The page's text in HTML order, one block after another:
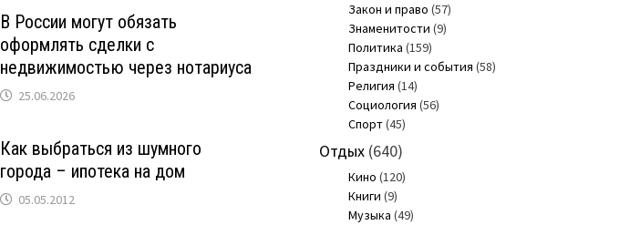
В России могут обязать
оформлять сделки с
недвижимостью через нотариуса
25.06.2026
Как выбраться из шумного
города – ипотека на дом
05.05.2012
Закон и право (57)
Знаменитости (9)
Политика (159)
Праздники и события (58)
Религия (14)
Социология (56)
Спорт(45)
Отдых(640)
Кино (120)
Книги (9)
Музыка (49)